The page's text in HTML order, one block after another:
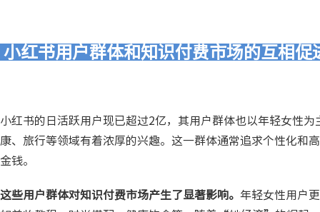
小红书用户群体和知识付费市场的互相促
小红书的日活跃用户现已超过2亿，其用户群体也以年轻女性
康、旅行等领域有着浓厚的兴趣。这一群体通常追求个性化和
金钱。
这些用户群体对知识付费市场产生了显著影响。 年轻女性用户